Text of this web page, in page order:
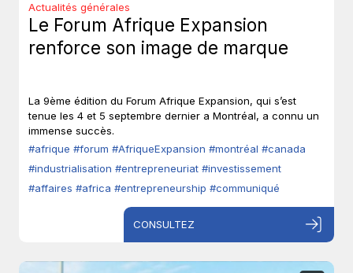
Actualités générales
Le Forum Afrique Expansion
renforce son image de marque
La 9ème édition du Forum Afrique Expansion, qui s’est
tenue les 4 et 5 septembre dernier a Montréal, a connu un
immense succès.
#afrique #forum #AfriqueExpansion #montréal #canada
#industrialisation #entrepreneuriat #investissement
#affaires #africa #entrepreneurship #communiqué
CONSULTEZ